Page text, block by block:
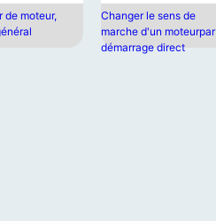
de moteur,
Changer le sens de
marche d'un moteurpar
démarrage direct